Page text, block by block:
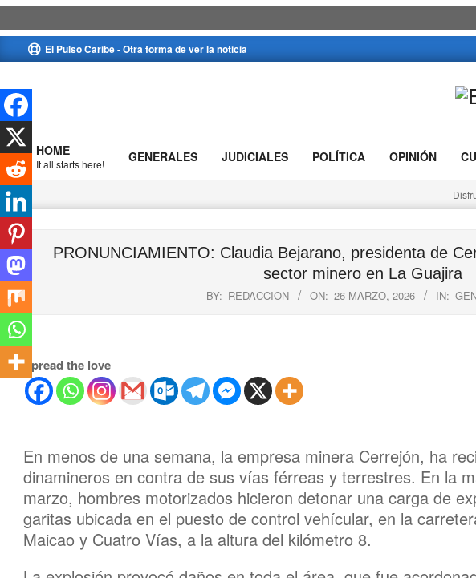
to
El Pulso Caribe - Otra forma de ver la noticia
Primary
Navigation
Menu
HOME
It all starts here! GENERALES JUDICIALES POLÍTICA OPINIÓN
PRONUNCIAMIENTO: Claudia Bejarano, presidenta de
sector minero en La Guajira
BY: REDACCION ON: 26 MARZO, 2026 IN:
Spread the love
En menos de una semana, la empresa minera Cerrejón, ha
dinamineros en contra de sus vías férreas y terrestres. En la
marzo, hombres motorizados hicieron detonar una carga de
garitas ubicada en el puesto de control vehícular, en la
Maicao y Cuatro Vías, a la altura del kilómetro 8.